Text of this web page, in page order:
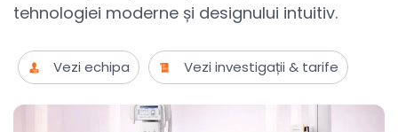
tehnologiei moderne și designului intuitiv.
Vezi echipa Vezi investigații & tarife